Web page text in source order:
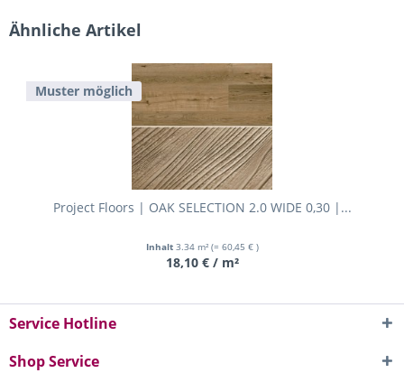
Ähnliche Artikel
Muster möglich
Project Floors | OAK SELECTION 2.0 WIDE 0,30 |...
Inhalt 3.34 m² (= 60,45 € )
18,10 € / m²
Service Hotline
Shop Service